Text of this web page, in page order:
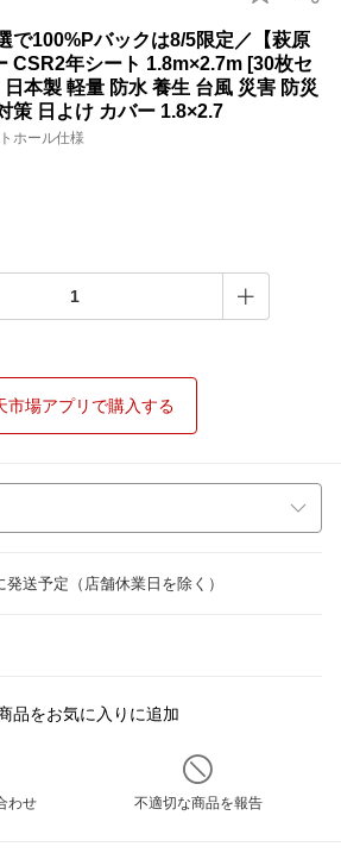
で100%Pバックは8/5限定／【萩原
CSR2年シート 1.8m×2.7m [30枚セ
本製 軽量 防水 養生 台風 災害 防災
策 日よけ カバー 1.8×2.7
ホール仕様
市場アプリで購入する
発送予定（店舗休業日を除く）
品をお気に入りに追加
わせ 不適切な商品を報告